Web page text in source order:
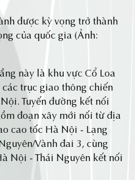
được kỳ vọng trở thành
của quốc gia (Ảnh:
này là khu vực Cổ Loa
trục giao thông chiến
Tuyến đường kết nối
đoạn xây mới nối từ địa
cao tốc Hà Nội - Lạng
Vành đai 3, cùng
Nội - Thái Nguyên kết nối